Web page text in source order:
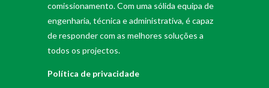
comissionamento. Com uma sólida equipa de
engenharia, técnica e administrativa, é capaz
de responder com as melhores soluções a
todos os projectos.
Política de privacidade